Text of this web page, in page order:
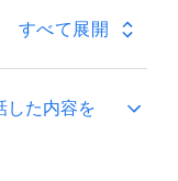
すべて​展開
した​内容を​